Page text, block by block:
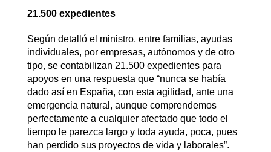
21.500 expedientes
Según detalló el ministro, entre familias, ayudas
individuales, por empresas, autónomos y de otro
tipo, se contabilizan 21.500 expedientes para
apoyos en una respuesta que “nunca se había
dado así en España, con esta agilidad, ante una
emergencia natural, aunque comprendemos
perfectamente a cualquier afectado que todo el
tiempo le parezca largo y toda ayuda, poca, pues
han perdido sus proyectos de vida y laborales”.